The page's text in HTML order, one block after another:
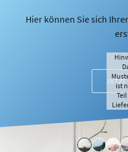
Hier können Sie sich
ist